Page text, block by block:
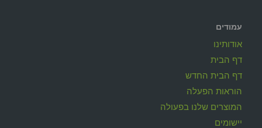
עמודים
אודותינו
דף הבית
דף הבית החדש
הוראות הפעלה
המוצרים שלנו בפעולה
יישומים